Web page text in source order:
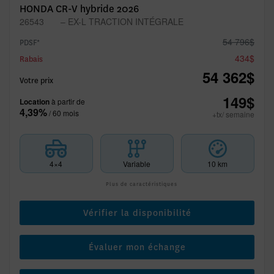
HONDA CR-V hybride 2026
26543 – EX-L TRACTION INTÉGRALE
PDSF* 54 796$
Rabais 434$
Votre prix 54 362$
Locationà partir de
4,39%/ 60 mois 149$
+tx/ semaine
4×4 Variable 10 km
Plus de caractéristiques
Vérifier la disponibilité
Évaluer mon échange